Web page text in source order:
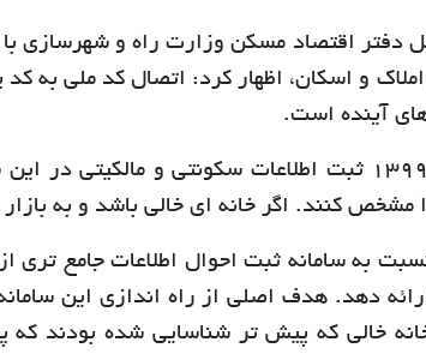
دفتر اقتصاد مسکن وزارت راه و شهرسازی
و اسکان، اظهار کرد: اتصال کد ملی به
آینده است.
وی یادآور شد: از سال 1399 ثبت اطلاعات سکونتی و
کنند. اگر خانه ای خالی باشد و به
به سامانه ثبت احوال اطلاعات جامع تری
دهد. هدف اصلی از راه اندازی این
182 هزار خانه خالی که پیش تر شناسایی شده